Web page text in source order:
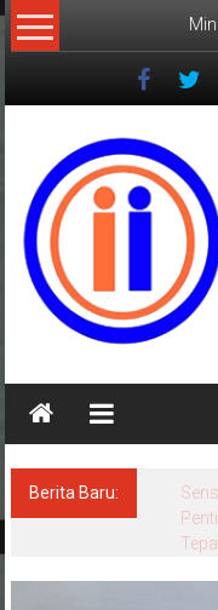
Lompat
ke
Mitra
Terpercaya
Berita Baru: